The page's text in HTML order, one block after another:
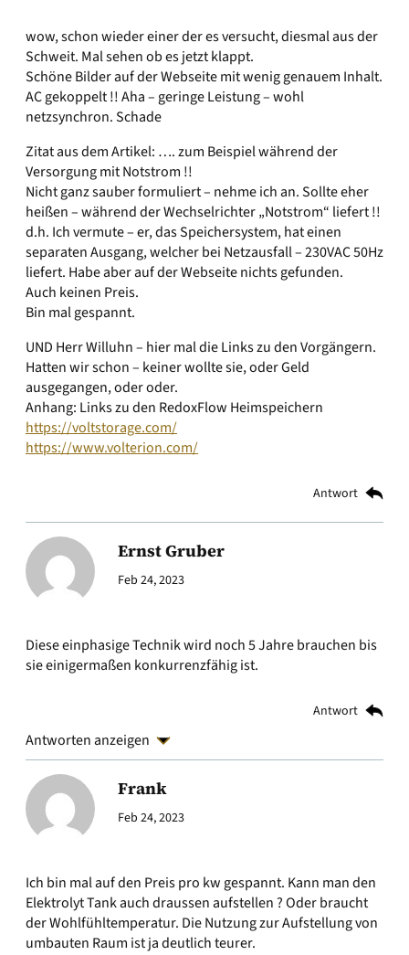
wow, schon wieder einer der es versucht, diesmal aus der
Schweit. Mal sehen ob es jetzt klappt.
Schöne Bilder auf der Webseite mit wenig genauem Inhalt.
AC gekoppelt !! Aha – geringe Leistung – wohl
netzsynchron. Schade
Zitat aus dem Artikel: …. zum Beispiel während der
Versorgung mit Notstrom !!
Nicht ganz sauber formuliert – nehme ich an. Sollte eher
heißen – während der Wechselrichter „Notstrom“ liefert !!
d.h. Ich vermute – er, das Speichersystem, hat einen
separaten Ausgang, welcher bei Netzausfall – 230VAC 50Hz
liefert. Habe aber auf der Webseite nichts gefunden.
Auch keinen Preis.
Bin mal gespannt.
UND Herr Willuhn – hier mal die Links zu den Vorgängern.
Hatten wir schon – keiner wollte sie, oder Geld
ausgegangen, oder oder.
Anhang: Links zu den RedoxFlow Heimspeichern
https://voltstorage.com/
https://www.volterion.com/
Antwort
Ernst Gruber
Feb 24, 2023
Diese einphasige Technik wird noch 5 Jahre brauchen bis
sie einigermaßen konkurrenzfähig ist.
Antwort
Antworten anzeigen
Frank
Feb 24, 2023
Ich bin mal auf den Preis pro kw gespannt. Kann man den
Elektrolyt Tank auch draussen aufstellen ? Oder braucht
der Wohlfühltemperatur. Die Nutzung zur Aufstellung von
umbauten Raum ist ja deutlich teurer.